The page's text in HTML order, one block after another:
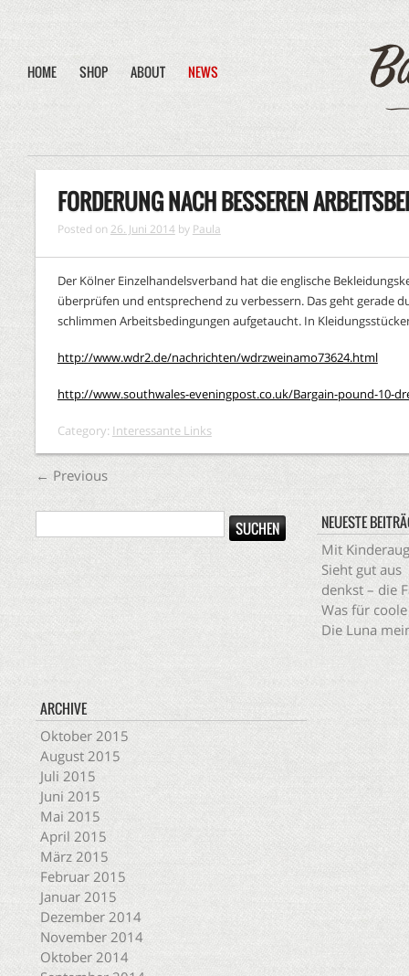
HOME SHOP ABOUT NEWS
FORDERUNG NACH BESSEREN
Posted on 26. Juni 2014 by Paula
Der Kölner Einzelhandelsverband hat die englische
überprüfen und entsprechend zu verbessern. Das geht gerade
schlimmen Arbeitsbedingungen aufgetaucht. In
http://www.wdr2.de/nachrichten/wdrzweinamo73624.html
http://www.southwales-eveningpost.co.uk/Bargain-pound-10-
Category: Interessante Links
← Previous
NEUESTE
Mit
Sieht gut aus
denkst – die
Was für coole
Die Luna
ARCHIVE
Oktober 2015
August 2015
Juli 2015
Juni 2015
Mai 2015
April 2015
März 2015
Februar 2015
Januar 2015
Dezember 2014
November 2014
Oktober 2014